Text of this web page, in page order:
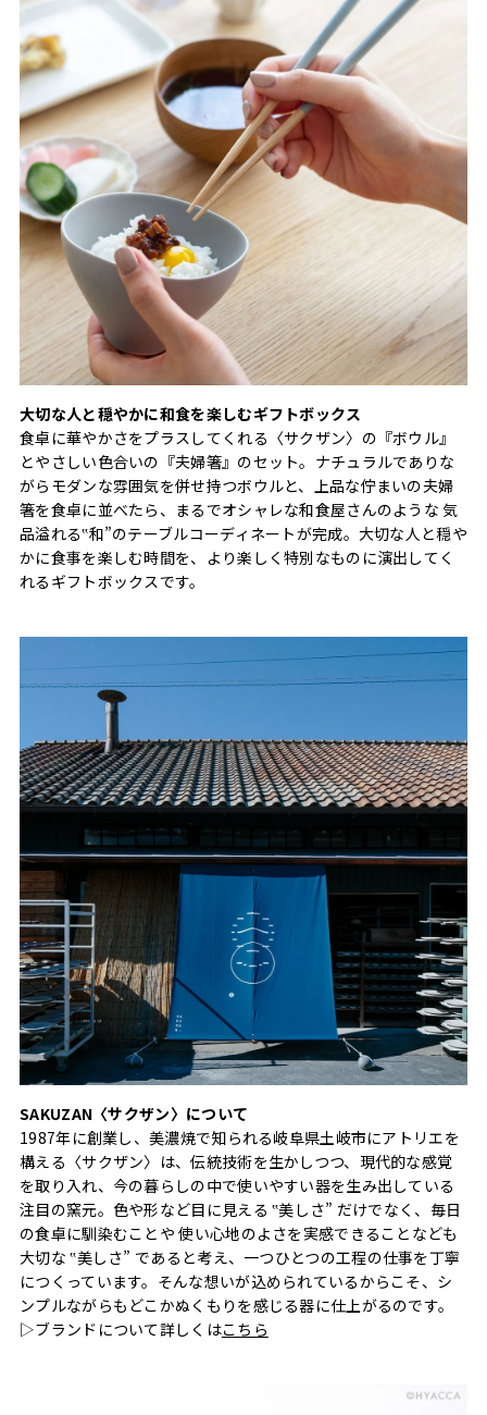
大切な人と穏やかに和食を楽しむギフトボックス
食卓に華やかさをプラスしてくれる〈サクザン〉の『ボウル』
とやさしい色合いの『夫婦箸』のセット。ナチュラルでありな
がらモダンな雰囲気を併せ持つボウルと、上品な佇まいの夫婦
箸を食卓に並べたら、まるでオシャレな和食屋さんのような 気
品溢れる‟和”のテーブルコーディネートが完成。大切な人と穏や
かに食事を楽しむ時間を、より楽しく特別なものに演出してく
れるギフトボックスです。
SAKUZAN〈サクザン〉について
1987年に創業し、美濃焼で知られる岐阜県土岐市にアトリエを
構える〈サクザン〉は、伝統技術を生かしつつ、現代的な感覚
を取り入れ、今の暮らしの中で使いやすい器を生み出している
注目の窯元。色や形など目に見える ‟美しさ” だけでなく、毎日
の食卓に馴染むことや 使い心地のよさを実感できることなども
大切な ‟美しさ” であると考え、一つひとつの工程の仕事を丁寧
につくっています。そんな想いが込められているからこそ、シ
ンプルながらもどこかぬくもりを感じる器に仕上がるのです。
▷ブランドについて詳しくはこちら